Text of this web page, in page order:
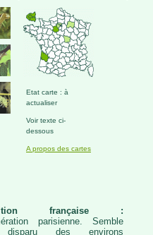
Etat carte : à
actualiser
Voir texte ci-
dessous
A propos des cartes
française :
parisienne. Semble
des environs